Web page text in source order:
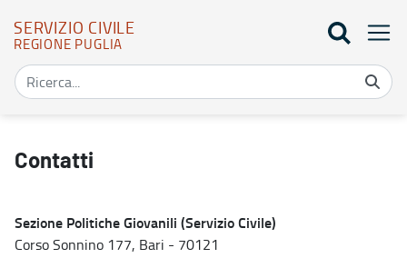
SERVIZIO CIVILE
REGIONE PUGLIA
Contatti
Sezione Politiche Giovanili (Servizio Civile)
Corso Sonnino 177, Bari - 70121